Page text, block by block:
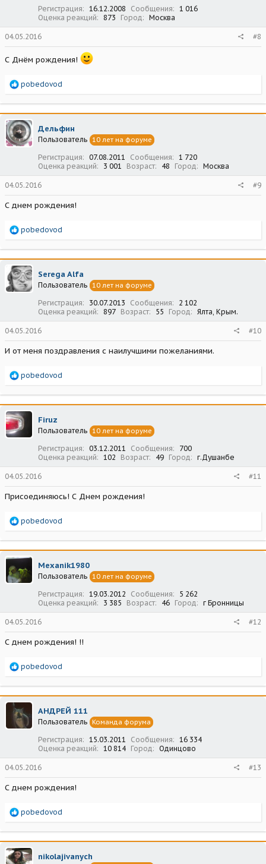
Регистрация 16.12.2008 Сообщения
1 016
Оценка реакций
873 Город Москва
04.05.2016 #8
С Днём рождения!
Р
а
к
ц
и
и
pobedovod
Дельфин
Пользователь 10 лет на форуме
Регистрация 07.08.2011 Сообщения
1 720
Оценка реакций
3 001 Возраст 48 Город Москва
04.05.2016 #9
С днем рождения!
Р
а
к
ц
и
и
pobedovod
Serega Alfa
Пользователь 10 лет на форуме
Регистрация 30.07.2013 Сообщения
2 102
Оценка реакций
897 Возраст 55 Город Ялта, Крым.
04.05.2016 #10
И от меня поздравления с наилучшими пожеланиями.
Р
а
к
ц
и
и
pobedovod
Firuz
Пользователь 10 лет на форуме
Регистрация 03.12.2011 Сообщения
700
Оценка реакций
102 Возраст 49 Город г.Душанбе
04.05.2016 #11
Присоединяюсь! С Днем рождения!
Р
а
к
ц
и
и
pobedovod
Mexanik1980
Пользователь 10 лет на форуме
Регистрация 19.03.2012 Сообщения
5 262
Оценка реакций
3 385 Возраст 46 Город г Бронницы
04.05.2016 #12
С днем рождения! !!
Р
а
к
ц
и
и
pobedovod
АНДРЕЙ 111
Пользователь Команда форума
Регистрация 15.03.2011 Сообщения
16 334
Оценка реакций
10 814 Город Одинцово
04.05.2016 #13
С днем рождения!
Р
а
к
ц
и
pobedovod
nikolajivanych